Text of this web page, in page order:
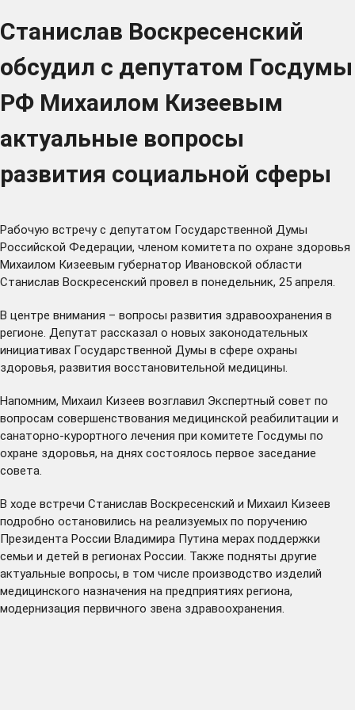
Станислав Воскресенский
обсудил с депутатом Госдумы
РФ Михаилом Кизеевым
актуальные вопросы
развития социальной сферы
Рабочую встречу с депутатом Государственной Думы
Российской Федерации, членом комитета по охране здоровья
Михаилом Кизеевым губернатор Ивановской области
Станислав Воскресенский провел в понедельник, 25 апреля.
В центре внимания – вопросы развития здравоохранения в
регионе. Депутат рассказал о новых законодательных
инициативах Государственной Думы в сфере охраны
здоровья, развития восстановительной медицины.
Напомним, Михаил Кизеев возглавил Экспертный совет по
вопросам совершенствования медицинской реабилитации и
санаторно-курортного лечения при комитете Госдумы по
охране здоровья, на днях состоялось первое заседание
совета.
В ходе встречи Станислав Воскресенский и Михаил Кизеев
подробно остановились на реализуемых по поручению
Президента России Владимира Путина мерах поддержки
семьи и детей в регионах России. Также подняты другие
актуальные вопросы, в том числе производство изделий
медицинского назначения на предприятиях региона,
модернизация первичного звена здравоохранения.